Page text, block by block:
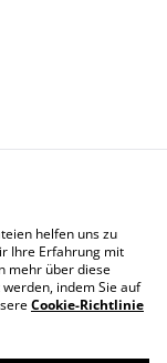
Policy
helfen uns zu
Ihre Erfahrung mit
mehr über diese
indem Sie auf
Cookie-Richtlinie